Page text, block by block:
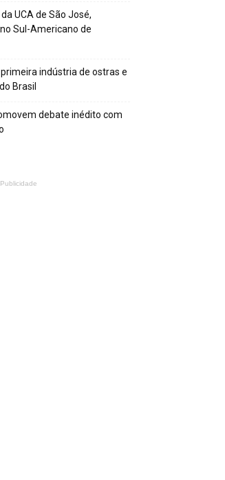
UCA de São José,
Sul-Americano de
indústria de ostras e
Brasil
debate inédito com
Publicidade